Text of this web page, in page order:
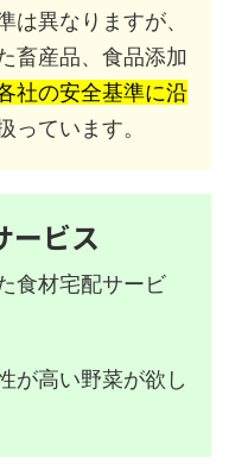
は異なりますが、
畜産品、食品添加
社の安全基準に沿
っています。
ービス
食材宅配サービ
が高い野菜が欲し